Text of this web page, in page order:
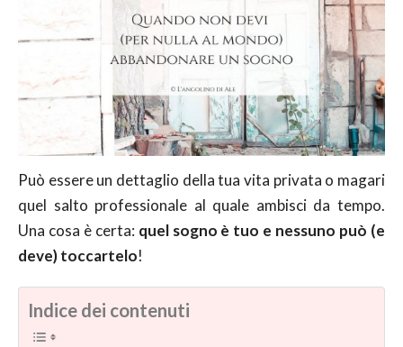
Può essere un dettaglio della tua vita privata o magari
quel salto professionale al quale ambisci da tempo.
Una cosa è certa: quel sogno è tuo e nessuno può (e
deve) toccartelo!
Indice dei contenuti